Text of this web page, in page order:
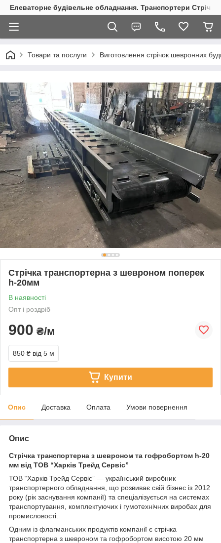
Елеваторне будівельне обладнання. Транспортери
Товари та послуги Виготовлення стрічок шевронних
Стрічка транспортерна з шевроном поперек
h-20мм
В наявності
Опт і роздріб
900 ₴/м
850 ₴ від 5 м
Купити
Опис Доставка Оплата Умови повернення
Опис
Стрічка транспортерна з шевроном та гофробортом h-20
мм від ТОВ “Харків Трейд Сервіс”
ТОВ “Харків Трейд Сервіс” — український виробник
транспортерного обладнання, що розвиває свій бізнес із 2012
року (рік заснування компанії) та спеціалізується на системах
транспортування, комплектуючих і гумотехнічних виробах для
промисловості.
Одним із флагманських продуктів компанії є стрічка
транспортерна з шевроном та гофробортом висотою 20 мм